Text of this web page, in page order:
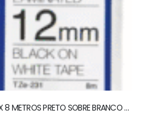
FITA ROTULADOR TZ231 12MM X 8 METROS PRETO SOBRE BRANCO BROTHER